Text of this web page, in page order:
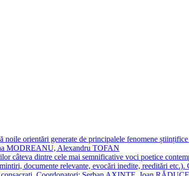
noile orientări generate de principalele fenomene
MODREANU, Alexandru TOFAN
câteva dintre cele mai semnificative voci poetice
documente relevante, evocări inedite, reeditări